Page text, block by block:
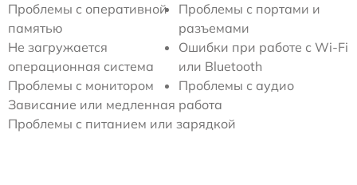
Проблемы с оперативной
памятью
Не загружается
операционная система
Проблемы с монитором
Проблемы с портами и
разъемами
Ошибки при работе с Wi-Fi
или Bluetooth
Проблемы с аудио
Зависание или медленная работа
Проблемы с питанием или зарядкой